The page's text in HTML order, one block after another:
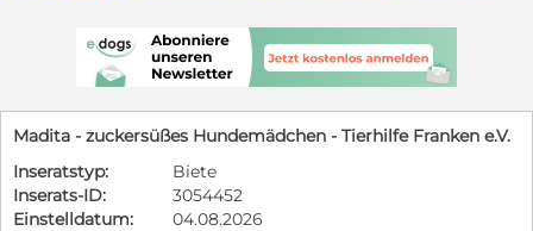
Madita - zuckersüßes Hundemädchen - Tierhilfe Franken e.V.
Inseratstyp:
Biete
Inserats-ID:
3054452
Einstelldatum:
04.08.2026